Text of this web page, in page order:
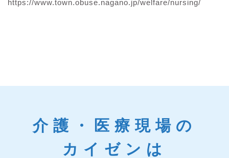
https://www.town.obuse.nagano.jp/welfare/nursing/
介護・医療現場の
カイゼンは